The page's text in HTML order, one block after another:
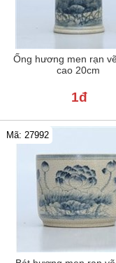
Ống hương men rạn
cao 20cm
1đ
Mã: 27992